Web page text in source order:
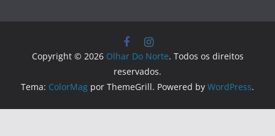
Copyright © 2026 Olhar Do Norte. Todos os direitos
reservados.
Tema: ColorMag por ThemeGrill. Powered by WordPress.